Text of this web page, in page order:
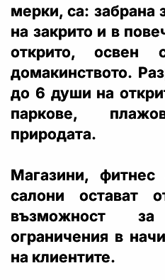
мерки, са: забрана
на закрито и в
открито,
домакинството.
до 6 души на
паркове,
природата.
Магазини, фитнес
салони остават
възможност
ограничения в
на клиентите.